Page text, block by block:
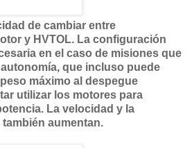
de cambiar entre
y HVTOL. La configuración
en el caso de misiones que
que incluso puede
máximo al despegue
utilizar los motores para
La velocidad y la
aumentan.